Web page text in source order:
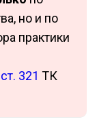
но и по
практики
ст. 321 ТК